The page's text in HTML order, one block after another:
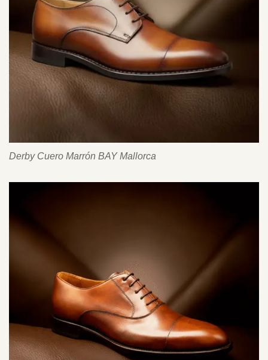
Derby Cuero Marrón BAY Mallorca